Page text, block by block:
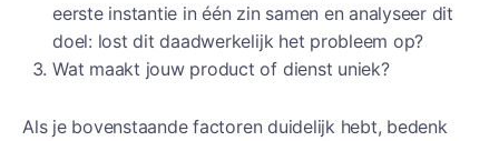
eerste instantie in één zin samen en analyseer dit
doel: lost dit daadwerkelijk het probleem op?
Wat maakt jouw product of dienst uniek?
Als je bovenstaande factoren duidelijk hebt, bedenk